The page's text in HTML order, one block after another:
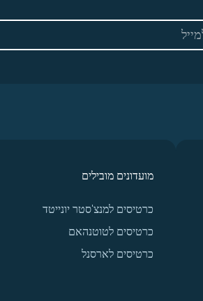
מועדונים מובילים
כרטיסים למנצ'סטר יונייטד
כרטיסים לטוטנהאם
כרטיסים לארסנל